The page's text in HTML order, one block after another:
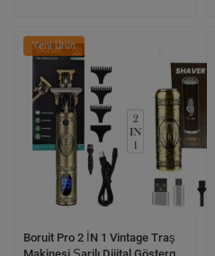
Yeni Ürün
Boruit Pro 2 İN 1 Vintage Traş